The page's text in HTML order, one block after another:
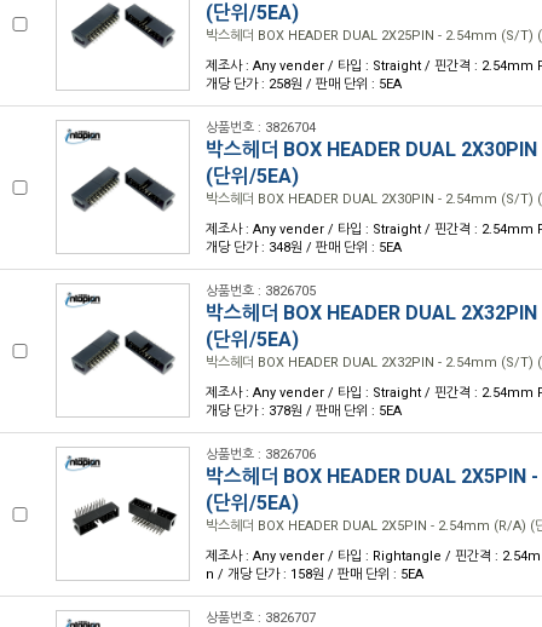
(단위/5EA)
박스헤더 BOX HEADER DUAL 2X25PIN - 2.54mm (S/T)
제조사 : Any vender / 타입 : Straight / 핀간격 :
개당 단가 : 258원 / 판매 단위 : 5EA
상품번호 : 3826704
박스헤더 BOX HEADER DUAL
(단위/5EA)
박스헤더 BOX HEADER DUAL 2X30PIN - 2.54mm (S/T)
제조사 : Any vender / 타입 : Straight / 핀간격 :
개당 단가 : 348원 / 판매 단위 : 5EA
상품번호 : 3826705
박스헤더 BOX HEADER DUAL
(단위/5EA)
박스헤더 BOX HEADER DUAL 2X32PIN - 2.54mm (S/T)
제조사 : Any vender / 타입 : Straight / 핀간격 :
개당 단가 : 378원 / 판매 단위 : 5EA
상품번호 : 3826706
박스헤더 BOX HEADER DUAL 2X5PIN
(단위/5EA)
박스헤더 BOX HEADER DUAL 2X5PIN - 2.54mm (R/A) (
제조사 : Any vender / 타입 : Rightangle / 핀간격 :
n / 개당 단가 : 158원 / 판매 단위 : 5EA
상품번호 : 3826707